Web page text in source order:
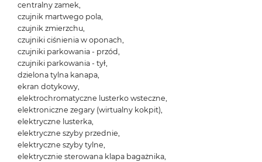
centralny zamek,
czujnik martwego pola,
czujnik zmierzchu,
czujniki ciśnienia w oponach,
czujniki parkowania - przód,
czujniki parkowania - tył,
dzielona tylna kanapa,
ekran dotykowy,
elektrochromatyczne lusterko wsteczne,
elektroniczne zegary (wirtualny kokpit),
elektryczne lusterka,
elektryczne szyby przednie,
elektryczne szyby tylne,
elektrycznie sterowana klapa bagażnika,